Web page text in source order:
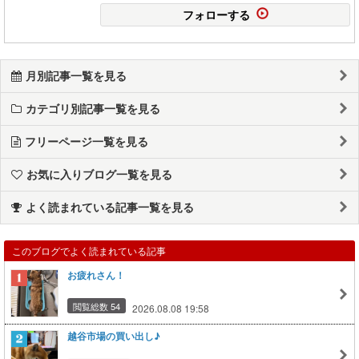
フォローする
月別記事一覧を見る
カテゴリ別記事一覧を見る
フリーページ一覧を見る
お気に入りブログ一覧を見る
よく読まれている記事一覧を見る
このブログでよく読まれている記事
お疲れさん！
閲覧総数 54 2026.08.08 19:58
越谷市場の買い出し♪